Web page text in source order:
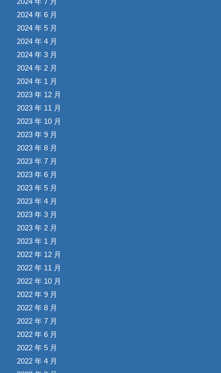
2024 年 6 月
2024 年 5 月
2024 年 4 月
2024 年 3 月
2024 年 2 月
2024 年 1 月
2023 年 12 月
2023 年 11 月
2023 年 10 月
2023 年 9 月
2023 年 8 月
2023 年 7 月
2023 年 6 月
2023 年 5 月
2023 年 4 月
2023 年 3 月
2023 年 2 月
2023 年 1 月
2022 年 12 月
2022 年 11 月
2022 年 10 月
2022 年 9 月
2022 年 8 月
2022 年 7 月
2022 年 6 月
2022 年 5 月
2022 年 4 月